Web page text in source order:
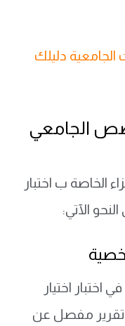
دليلك
الجامعي
الخاصة ب اختبار
الآتي:
اختبار اختيار
تقرير مفصل عن